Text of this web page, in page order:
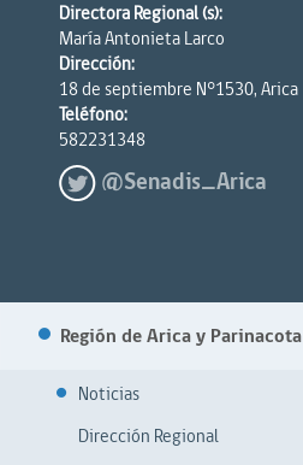
Directora Regional (s):
María Antonieta Larco
Dirección:
18 de septiembre N°1530, Arica
Teléfono:
582231348
@Senadis_Arica
Región de Arica y Parinacota
Noticias
Dirección Regional